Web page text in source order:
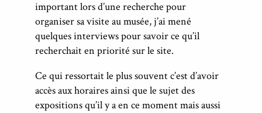
important lors d’une recherche pour
organiser sa visite au musée, j’ai mené
quelques interviews pour savoir ce qu’il
recherchait en priorité sur le site.
Ce qui ressortait le plus souvent c’est d’avoir
accès aux horaires ainsi que le sujet des
expositions qu’il y a en ce moment mais aussi